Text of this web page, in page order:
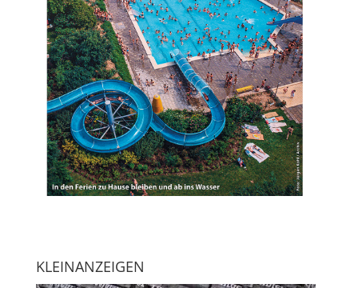
KLEINANZEIGEN